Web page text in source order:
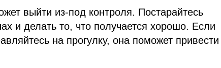
выйти из-под контроля. Постарайтесь
и делать то, что получается хорошо. Если
на прогулку, она поможет привести